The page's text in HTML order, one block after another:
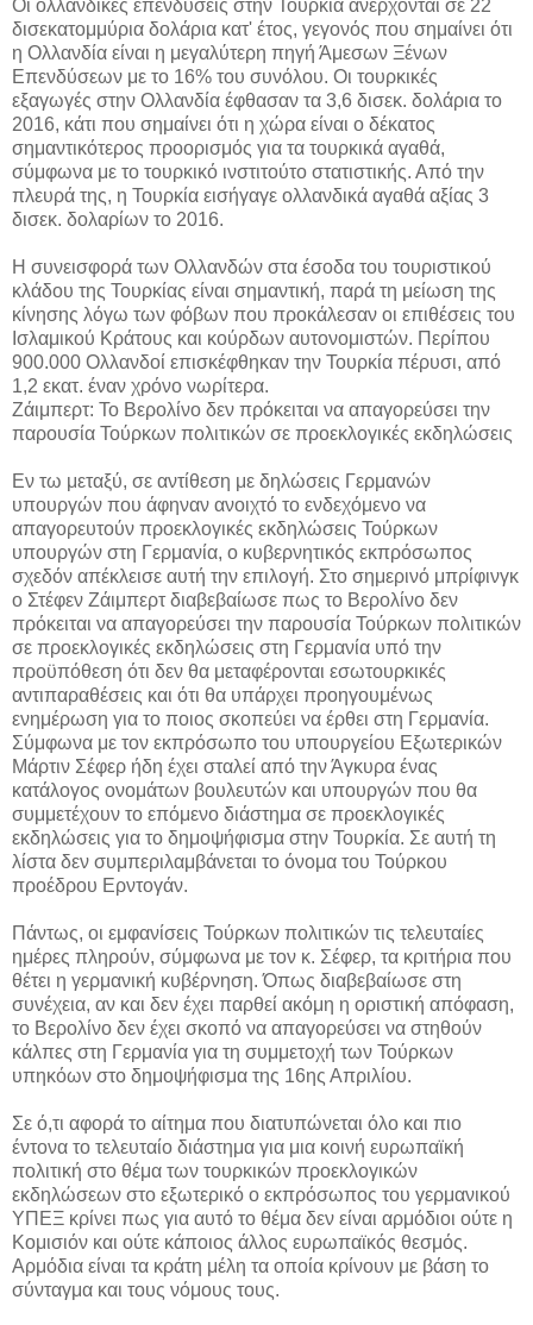
Οι ολλανδικές επενδύσεις στην Τουρκία ανέρχονται σε 22
δισεκατομμύρια δολάρια κατ' έτος, γεγονός που σημαίνει ότι
η Ολλανδία είναι η μεγαλύτερη πηγή Άμεσων Ξένων
Επενδύσεων με το 16% του συνόλου. Οι τουρκικές
εξαγωγές στην Ολλανδία έφθασαν τα 3,6 δισεκ. δολάρια το
2016, κάτι που σημαίνει ότι η χώρα είναι ο δέκατος
σημαντικότερος προορισμός για τα τουρκικά αγαθά,
σύμφωνα με το τουρκικό ινστιτούτο στατιστικής. Από την
πλευρά της, η Τουρκία εισήγαγε ολλανδικά αγαθά αξίας 3
δισεκ. δολαρίων το 2016.
Η συνεισφορά των Ολλανδών στα έσοδα του τουριστικού
κλάδου της Τουρκίας είναι σημαντική, παρά τη μείωση της
κίνησης λόγω των φόβων που προκάλεσαν οι επιθέσεις του
Ισλαμικού Κράτους και κούρδων αυτονομιστών. Περίπου
900.000 Ολλανδοί επισκέφθηκαν την Τουρκία πέρυσι, από
1,2 εκατ. έναν χρόνο νωρίτερα.
Ζάιμπερτ: Το Βερολίνο δεν πρόκειται να απαγορεύσει την
παρουσία Τούρκων πολιτικών σε προεκλογικές εκδηλώσεις
Εν τω μεταξύ, σε αντίθεση με δηλώσεις Γερμανών
υπουργών που άφηναν ανοιχτό το ενδεχόμενο να
απαγορευτούν προεκλογικές εκδηλώσεις Τούρκων
υπουργών στη Γερμανία, ο κυβερνητικός εκπρόσωπος
σχεδόν απέκλεισε αυτή την επιλογή. Στο σημερινό μπρίφινγκ
ο Στέφεν Ζάιμπερτ διαβεβαίωσε πως το Βερολίνο δεν
πρόκειται να απαγορεύσει την παρουσία Τούρκων πολιτικών
σε προεκλογικές εκδηλώσεις στη Γερμανία υπό την
προϋπόθεση ότι δεν θα μεταφέρονται εσωτουρκικές
αντιπαραθέσεις και ότι θα υπάρχει προηγουμένως
ενημέρωση για το ποιος σκοπεύει να έρθει στη Γερμανία.
Σύμφωνα με τον εκπρόσωπο του υπουργείου Εξωτερικών
Μάρτιν Σέφερ ήδη έχει σταλεί από την Άγκυρα ένας
κατάλογος ονομάτων βουλευτών και υπουργών που θα
συμμετέχουν το επόμενο διάστημα σε προεκλογικές
εκδηλώσεις για το δημοψήφισμα στην Τουρκία. Σε αυτή τη
λίστα δεν συμπεριλαμβάνεται το όνομα του Τούρκου
προέδρου Ερντογάν.
Πάντως, οι εμφανίσεις Τούρκων πολιτικών τις τελευταίες
ημέρες πληρούν, σύμφωνα με τον κ. Σέφερ, τα κριτήρια που
θέτει η γερμανική κυβέρνηση. Όπως διαβεβαίωσε στη
συνέχεια, αν και δεν έχει παρθεί ακόμη η οριστική απόφαση,
το Βερολίνο δεν έχει σκοπό να απαγορεύσει να στηθούν
κάλπες στη Γερμανία για τη συμμετοχή των Τούρκων
υπηκόων στο δημοψήφισμα της 16ης Απριλίου.
Σε ό,τι αφορά το αίτημα που διατυπώνεται όλο και πιο
έντονα το τελευταίο διάστημα για μια κοινή ευρωπαϊκή
πολιτική στο θέμα των τουρκικών προεκλογικών
εκδηλώσεων στο εξωτερικό ο εκπρόσωπος του γερμανικού
ΥΠΕΞ κρίνει πως για αυτό το θέμα δεν είναι αρμόδιοι ούτε η
Κομισιόν και ούτε κάποιος άλλος ευρωπαϊκός θεσμός.
Αρμόδια είναι τα κράτη μέλη τα οποία κρίνουν με βάση το
σύνταγμα και τους νόμους τους.